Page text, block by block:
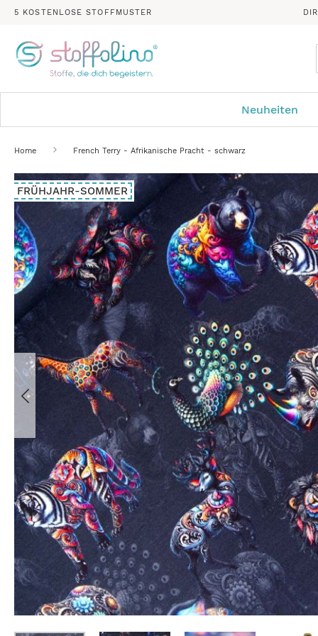
5 KOSTENLOSE STOFFMUSTER
Neuheiten
Home French Terry - Afrikanische Pracht - schwarz
Zum
Ende
der
Bildergalerie
springen
FRÜHJAHR-SOMMER